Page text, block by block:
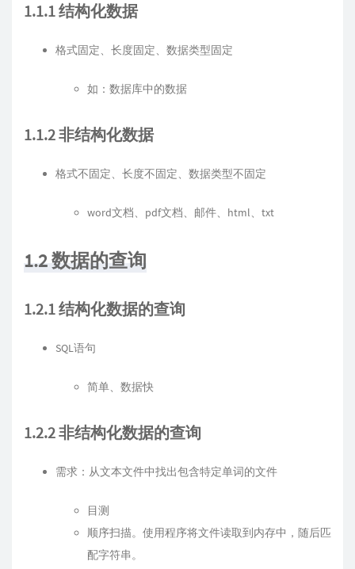
1.1.1 结构化数据
格式固定、长度固定、数据类型固定
如：数据库中的数据
1.1.2 非结构化数据
格式不固定、长度不固定、数据类型不固定
word文档、pdf文档、邮件、html、txt
1.2 数据的查询
1.2.1 结构化数据的查询
SQL语句
简单、数据快
1.2.2 非结构化数据的查询
需求：从文本文件中找出包含特定单词的文件
目测
顺序扫描。使用程序将文件读取到内存中，随后匹
配字符串。